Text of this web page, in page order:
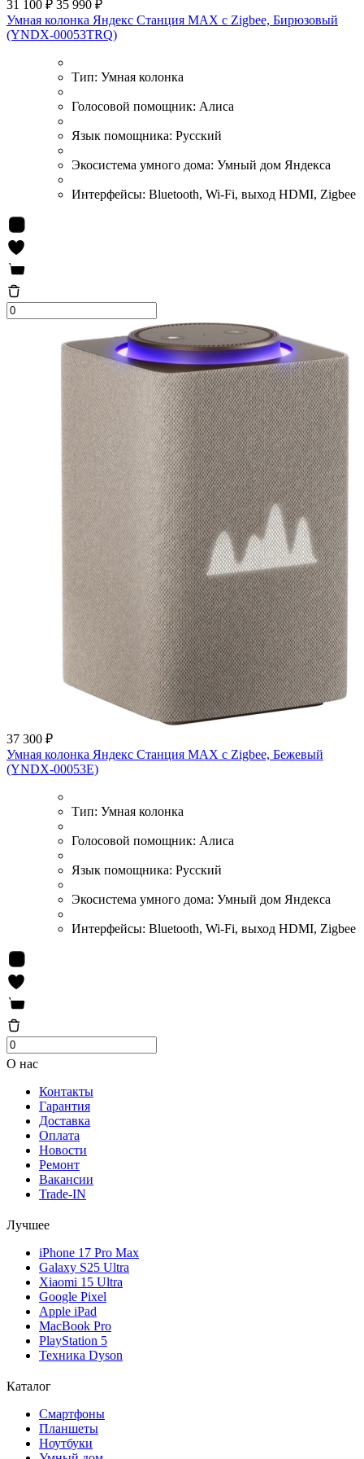
31 100 ₽ 35 990 ₽
Умная колонка Яндекс Станция MAX с Zigbee, Бирюзовый
(YNDX-00053TRQ)
Тип: Умная колонка
Голосовой помощник: Алиса
Язык помощника: Русский
Экосистема умного дома: Умный дом Яндекса
Интерфейсы: Bluetooth, Wi-Fi, выход HDMI, Zigbee
37 300 ₽
Умная колонка Яндекс Станция MAX с Zigbee, Бежевый
(YNDX-00053E)
Тип: Умная колонка
Голосовой помощник: Алиса
Язык помощника: Русский
Экосистема умного дома: Умный дом Яндекса
Интерфейсы: Bluetooth, Wi-Fi, выход HDMI, Zigbee
О нас
Контакты
Гарантия
Доставка
Оплата
Новости
Ремонт
Вакансии
Trade-IN
Лучшее
iPhone 17 Pro Max
Galaxy S25 Ultra
Xiaomi 15 Ultra
Google Pixel
Apple iPad
MacBook Pro
PlayStation 5
Техника Dyson
Каталог
Смартфоны
Планшеты
Ноутбуки